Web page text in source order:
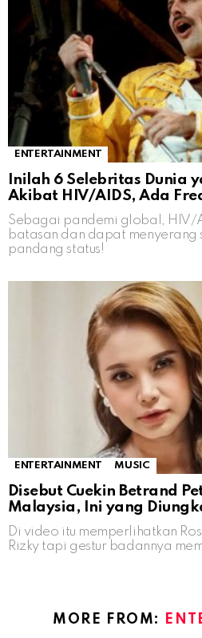
ENTERTAINMENT
Inilah 6 Selebritas Dunia
Akibat HIV/AIDS, Ada
Sebagai pandemi global, HIV/
batasan dan dapat menyerang
pandang status!
ENTERTAINMENT MUSIC
Disebut Cuekin Betrand
Malaysia, Ini yang
Di video itu memperlihatkan
Rizky tapi gestur badannya
MORE FROM: